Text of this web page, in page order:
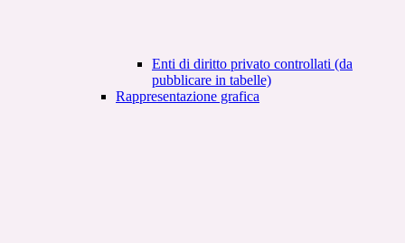
Enti di diritto privato controllati (da
pubblicare in tabelle)
Rappresentazione grafica